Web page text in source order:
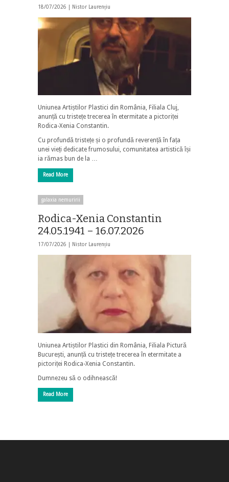
18/07/2026 | Nistor Laurențiu
Uniunea Artiștilor Plastici din România, Filiala Cluj,
anunță cu tristețe trecerea în etermitate a pictoriței
Rodica-Xenia Constantin.
Cu profundă tristețe și o profundă reverență în fața
unei vieți dedicate frumosului, comunitatea artistică își
ia rămas bun de la …
Read More
galaxia nemuririi
Rodica-Xenia Constantin
24.05.1941 – 16.07.2026
17/07/2026 | Nistor Laurențiu
Uniunea Artiștilor Plastici din România, Filiala Pictură
București, anunță cu tristețe trecerea în etermitate a
pictoriței Rodica-Xenia Constantin.
Dumnezeu să o odihnească!
Read More